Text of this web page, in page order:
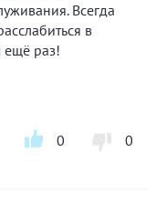
Всегда
в
ещё раз!
0 0